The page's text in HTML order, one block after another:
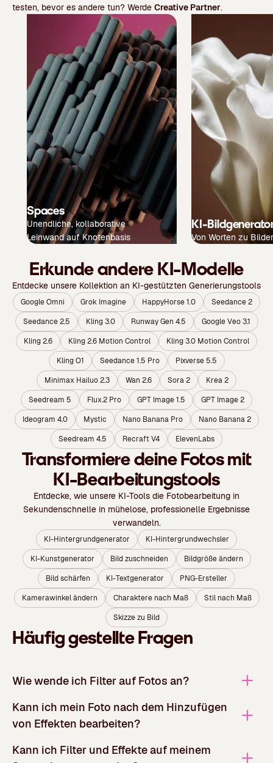
testen, bevor es andere tun? Werde Creative Partner.
Spaces
Unendliche, kollaborative
Leinwand auf Knotenbasis
KI-
Von Worten zu
Erkunde andere KI-Modelle
Entdecke unsere Kollektion an KI-gestützten Generierungstools
Google Omni Grok Imagine HappyHorse 1.0
Seedance 2
Seedance 2.5
Kling 3.0 Runway Gen 4.5
Google Veo 3.1
Kling 2.6
Kling 2.6 Motion Control
Kling 3.0 Motion Control
Kling O1
Seedance 1.5 Pro
Pixverse 5.5
Minimax Hailuo 2.3
Wan 2.6 Sora 2
Krea 2
Seedream 5
Flux.2 Pro GPT Image 1.5
GPT Image 2
Ideogram 4.0
Mystic Nano Banana Pro
Nano Banana 2
Seedream 4.5
Recraft V4 ElevenLabs
Transformiere deine Fotos mit
KI-Bearbeitungstools
Entdecke, wie unsere KI-Tools die Fotobearbeitung in
Sekundenschnelle in mühelose, professionelle Ergebnisse
verwandeln.
KI-Hintergrundgenerator
KI-Hintergrundwechsler
KI-Kunstgenerator
Bild zuschneiden
Bildgröße ändern
Bild schärfen
KI-Textgenerator
PNG-Ersteller
Kamerawinkel ändern
Charaktere nach Maß
Stil nach Maß
Skizze zu Bild
Häufig gestellte Fragen
Wie wende ich Filter auf Fotos an?
Kann ich mein Foto nach dem Hinzufügen
von Effekten bearbeiten?
Kann ich Filter und Effekte auf meinem